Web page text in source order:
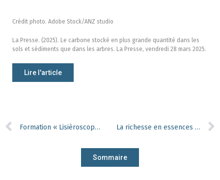
Crédit photo. Adobe Stock/ANZ studio
La Presse. (2025). Le carbone stocké en plus grande quantité dans les
sols et sédiments que dans les arbres. La Presse, vendredi 28 mars 2025.
Lire l'article
Formation « Lisièroscope » pour les agents de Bruxelles Environnement La richesse en essences optimise l’effet tampon de la forêt
Sommaire